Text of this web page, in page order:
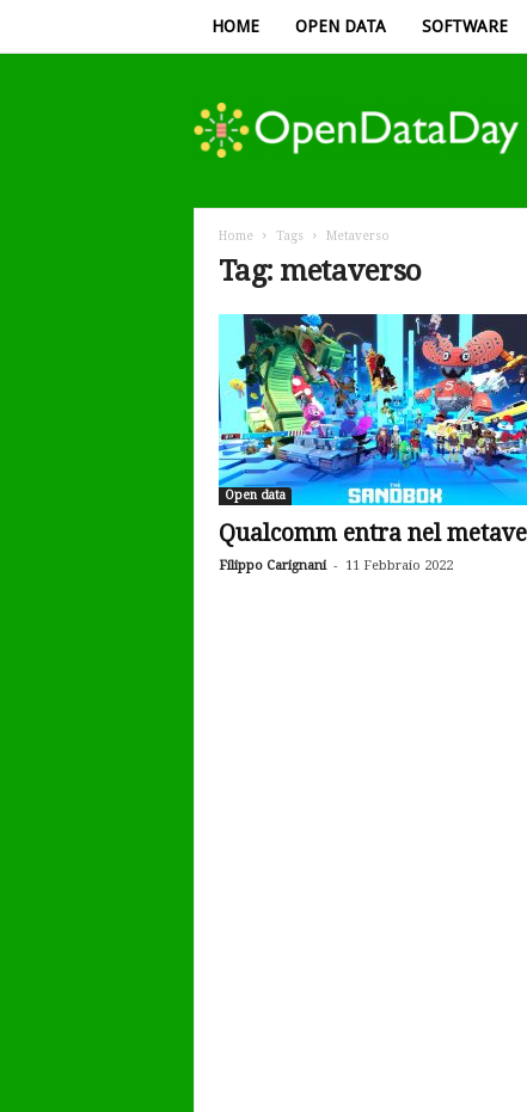
HOME OPEN DATA SOFTWARE
Data
Day
Home Tags Metaverso
Tag: metaverso
Open data
Qualcomm entra nel
Filippo Carignani - 11 Febbraio 2022